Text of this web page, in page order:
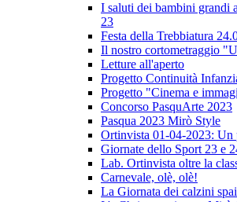
I saluti dei bambini grandi
23
Festa della Trebbiatura
Il nostro cortometraggio
Letture all'aperto
Progetto Continuità
Progetto "Cinema e
Concorso PasquArte 2023
Pasqua 2023 Mirò Style
Ortinvista 01-04-2023: Un
Giornate dello Sport 23 e
Lab. Ortinvista oltre la
Carnevale, olè, olè!
La Giornata dei calzini